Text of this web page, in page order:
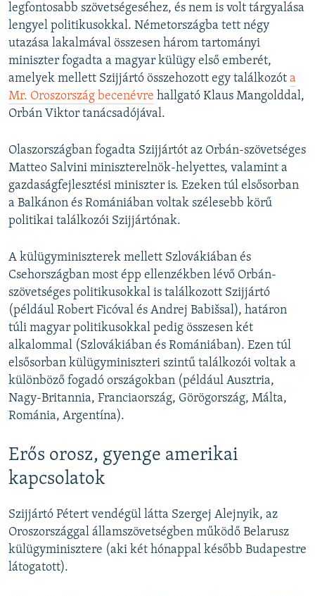
legfontosabb szövetségeséhez, és nem is volt tárgyalása
lengyel politikusokkal. Németországba tett négy
utazása lakalmával összesen három tartományi
miniszter fogadta a magyar külügy első emberét,
amelyek mellett Szijjártó összehozott egy találkozót a
Mr. Oroszország becenévre hallgató Klaus Mangolddal,
Orbán Viktor tanácsadójával.
Olaszországban fogadta Szijjártót az Orbán-szövetséges
Matteo Salvini miniszterelnök-helyettes, valamint a
gazdaságfejlesztési miniszter is. Ezeken túl elsősorban
a Balkánon és Romániában voltak szélesebb körű
politikai találkozói Szijjártónak.
A külügyminiszterek mellett Szlovákiában és
Csehországban most épp ellenzékben lévő Orbán-
szövetséges politikusokkal is találkozott Szijjártó
(például Robert Ficóval és Andrej Babišsal), határon
túli magyar politikusokkal pedig összesen két
alkalommal (Szlovákiában és Romániában). Ezen túl
elsősorban külügyminiszteri szintű találkozói voltak a
különböző fogadó országokban (például Ausztria,
Nagy-Britannia, Franciaország, Görögország, Málta,
Románia, Argentína).
Erős orosz, gyenge amerikai
kapcsolatok
Szijjártó Pétert vendégül látta Szergej Alejnyik, az
Oroszországgal államszövetségben működő Belarusz
külügyminisztere (aki két hónappal később Budapestre
látogatott).